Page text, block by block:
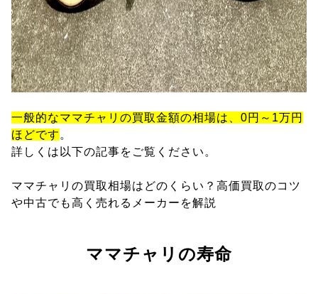
一般的なママチャリの買取金額の相場は、0円～1万円
ほどです 。
詳しくは以下の記事をご覧ください。
ママチャリの買取相場はどのくらい？高価買取のコツ
や中古でも高く売れるメーカーを解説
ママチャリの寿命